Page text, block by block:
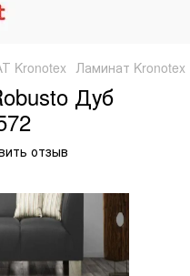
Kronotex Ламинат
Дуб
отзыв